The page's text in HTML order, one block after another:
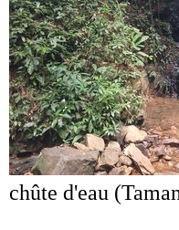
chûte d'eau